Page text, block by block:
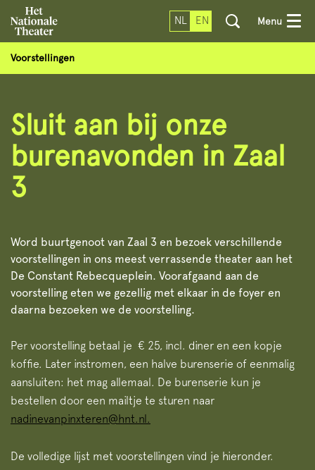
NL EN Menu
Voorstellingen
Sluit aan bij onze
burenavonden in Zaal
3
Word buurtgenoot van Zaal 3 en bezoek verschillende
voorstellingen in ons meest verrassende theater aan het
De Constant Rebecqueplein. Voorafgaand aan de
voorstelling eten we gezellig met elkaar in de foyer en
daarna bezoeken we de voorstelling.
Per voorstelling betaal je € 25, incl. diner en een kopje
koffie. Later instromen, een halve burenserie of eenmalig
aansluiten: het mag allemaal. De burenserie kun je
bestellen door een mailtje te sturen naar
nadinevanpinxteren@hnt.nl.
De volledige lijst met voorstellingen vind je hieronder.